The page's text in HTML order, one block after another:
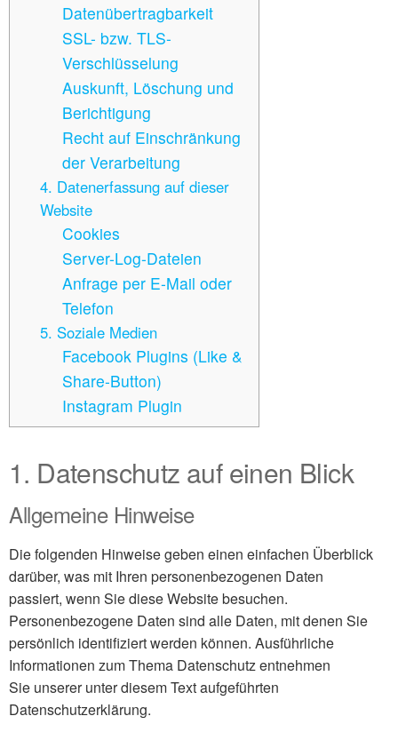
Datenübertragbarkeit
SSL- bzw. TLS-
Verschlüsselung
Auskunft, Löschung und
Berichtigung
Recht auf Einschränkung
der Verarbeitung
4. Datenerfassung auf dieser
Website
Cookies
Server-Log-Dateien
Anfrage per E-Mail oder
Telefon
5. Soziale Medien
Facebook Plugins (Like &
Share-Button)
Instagram Plugin
1. Datenschutz auf einen Blick
Allgemeine Hinweise
Die folgenden Hinweise geben einen einfachen Überblick
darüber, was mit Ihren personenbezogenen Daten
passiert, wenn Sie diese Website besuchen.
Personenbezogene Daten sind alle Daten, mit denen Sie
persönlich identifiziert werden können. Ausführliche
Informationen zum Thema Datenschutz entnehmen
Sie unserer unter diesem Text aufgeführten
Datenschutzerklärung.